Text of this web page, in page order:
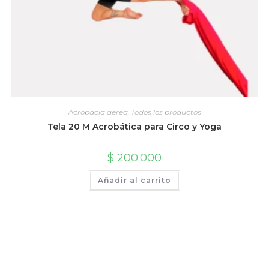
Acrobacia aérea, Todos los productos
Tela 20 M Acrobática para Circo y Yoga
$ 200.000
Añadir al carrito